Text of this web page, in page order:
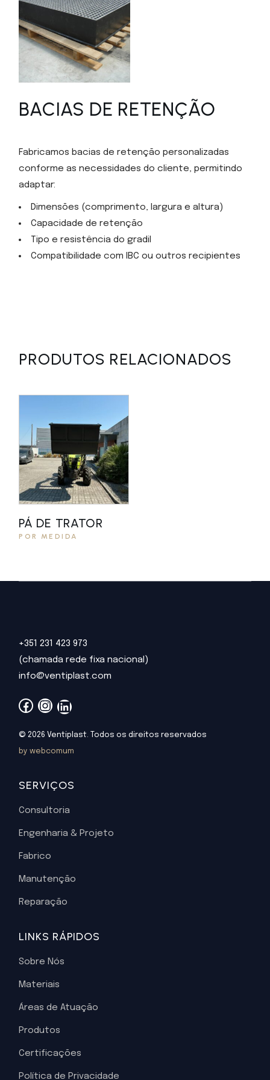
BACIAS DE RETENÇÃO
Fabricamos bacias de retenção personalizadas
conforme as necessidades do cliente, permitindo
adaptar:
Dimensões (comprimento, largura e altura)
Capacidade de retenção
Tipo e resistência do gradil
Compatibilidade com IBC ou outros recipientes
PRODUTOS RELACIONADOS
PÁ DE TRATOR
POR MEDIDA
+351 231 423 973
(chamada rede fixa nacional)
info@ventiplast.com
Facebook
Instagram
LinkedIn
© 2026 Ventiplast. Todos os direitos reservados
by webcomum
SERVIÇOS
Consultoria
Engenharia & Projeto
Fabrico
Manutenção
Reparação
LINKS RÁPIDOS
Sobre Nós
Materiais
Áreas de Atuação
Produtos
Certificações
Política de Privacidade